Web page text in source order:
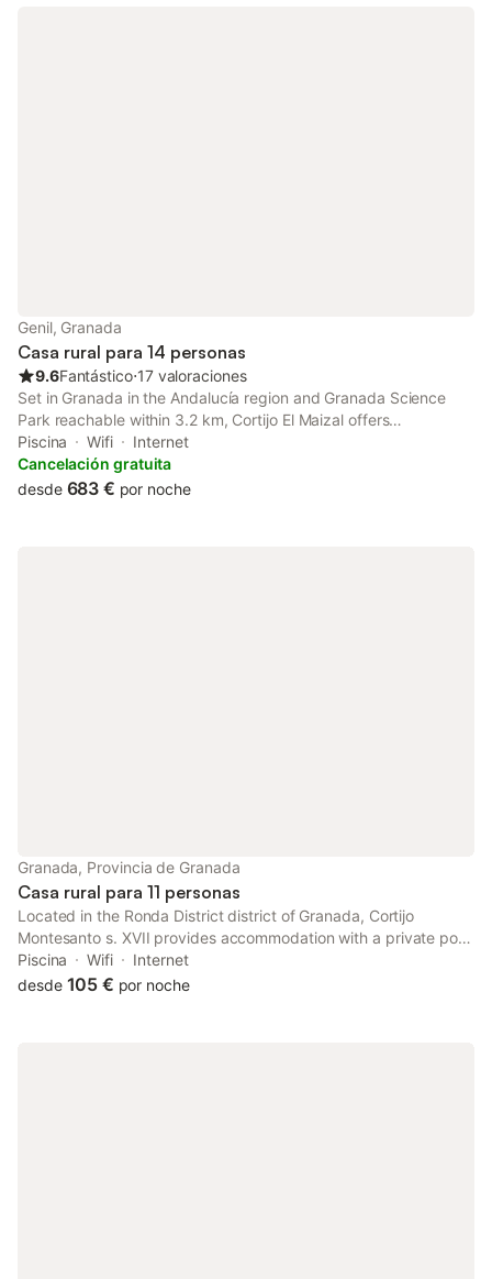
Genil, Granada
Casa rural para 14 personas
9.6Fantástico⋅17 valoraciones
Set in Granada in the Andalucía region and Granada Science
Park reachable within 3.2 km, Cortijo El Maizal offers
accommodation with free WiFi, a children's playground, water
sports facilities and free private parking.
Piscina Wifi
Internet
Cancelación gratuita
desde 683 € por noche
Granada, Provincia de Granada
Casa rural para 11 personas
Located in the Ronda District district of Granada, Cortijo
Montesanto s. XVII provides accommodation with a private pool
and bicycle parking. This property offers access to a balcony,
table tennis, free private parking and free WiFi.
Piscina Wifi
Internet
desde 105 € por noche